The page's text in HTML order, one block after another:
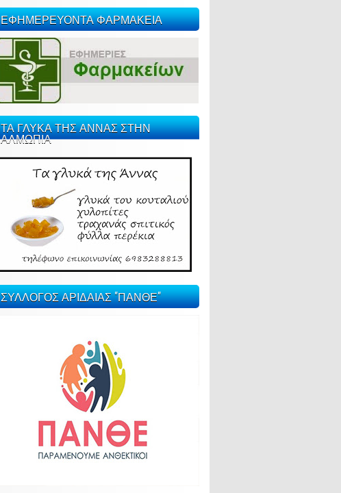
ΕΦΗΜΕΡΕΥΟΝΤΑ ΦΑΡΜΑΚΕΙΑ
ΤΑ ΓΛΥΚΑ ΤΗΣ ΑΝΝΑΣ ΣΤΗΝ
ΑΛΜΩΠΙΑ
ΣΥΛΛΟΓΟΣ ΑΡΙΔΑΙΑΣ "ΠΑΝΘΕ"